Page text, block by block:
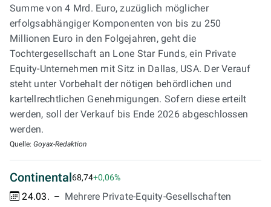
Summe von 4 Mrd. Euro, zuzüglich möglicher
erfolgsabhängiger Komponenten von bis zu 250
Millionen Euro in den Folgejahren, geht die
Tochtergesellschaft an Lone Star Funds, ein Private
Equity-Unternehmen mit Sitz in Dallas, USA. Der Verauf
steht unter Vorbehalt der nötigen behördlichen und
kartellrechtlichen Genehmigungen. Sofern diese erteilt
werden, soll der Verkauf bis Ende 2026 abgeschlossen
werden.
Quelle: Goyax-Redaktion
Continental68,74+0,06%
24.03.
Mehrere Private-Equity-Gesellschaften